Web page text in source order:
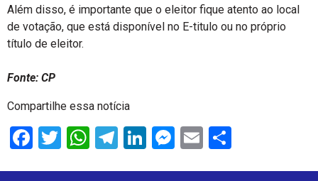
Além disso, é importante que o eleitor fique atento ao local
de votação, que está disponível no E-titulo ou no próprio
título de eleitor.
Fonte: CP
Compartilhe essa notícia
Facebook
Twitter
WhatsApp
Telegram
LinkedIn
Messenger
Email